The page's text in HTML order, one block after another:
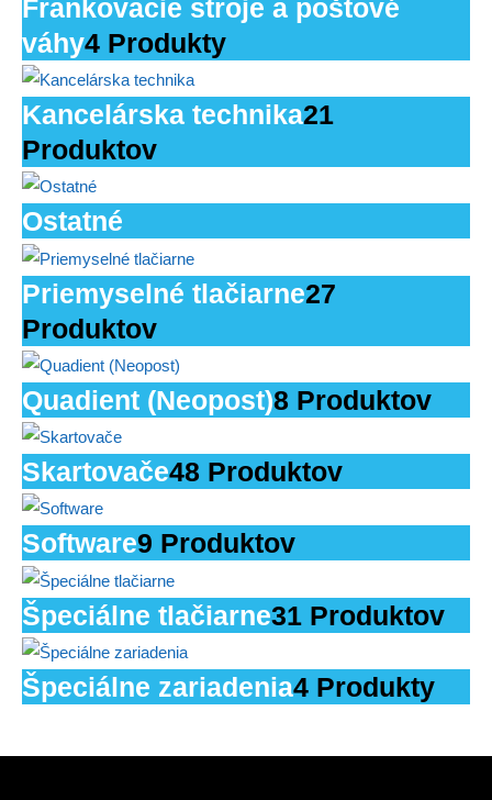
Frankovacie stroje a poštové
váhy4 Produkty
Kancelárska technika21
Produktov
Ostatné
Priemyselné tlačiarne27
Produktov
Quadient (Neopost)8 Produktov
Skartovače48 Produktov
Software9 Produktov
Špeciálne tlačiarne31 Produktov
Špeciálne zariadenia4 Produkty